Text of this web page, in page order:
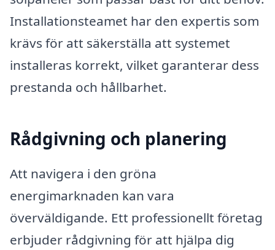
Installationsteamet har den expertis som
krävs för att säkerställa att systemet
installeras korrekt, vilket garanterar dess
prestanda och hållbarhet.
Rådgivning och planering
Att navigera i den gröna
energimarknaden kan vara
överväldigande. Ett professionellt företag
erbjuder rådgivning för att hjälpa dig